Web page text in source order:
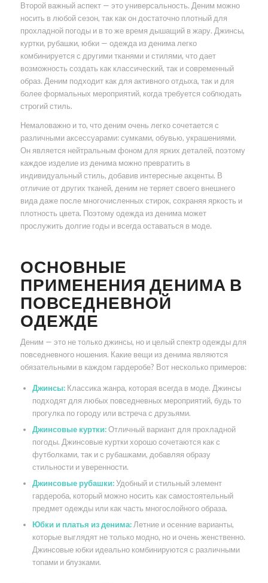
Второй важный аспект — это универсальность. Деним можно
носить в любой сезон, так как он достаточно плотный для
прохладной погоды и в то же время дышащий в жару. Джинсы,
куртки, рубашки, юбки — одежда из денима легко
комбинируется с другими тканями и стилями, что дает
возможность создать как классический, так и современный
образ. Деним подходит как для активного отдыха, так и для
более формальных мероприятий, когда требуется соблюдать
строгий стиль.
Немаловажно и то, что деним очень легко сочетается с
различными аксессуарами: сумками, обувью, украшениями.
Он является нейтральным фоном для ярких деталей, поэтому
каждое изделие из денима можно превратить в
индивидуальный стиль, добавив интересные акценты. В
отличие от других тканей, деним не теряет своего внешнего
вида даже после многочисленных стирок, сохраняя яркость и
плотность цвета. Поэтому одежда из денима может
прослужить долгие годы и всегда оставаться в моде.
ОСНОВНЫЕ
ПРИМЕНЕНИЯ ДЕНИМА В
ПОВСЕДНЕВНОЙ
ОДЕЖДЕ
Деним — это не только джинсы, но и целый спектр одежды для
повседневного ношения. Какие вещи из денима являются
обязательными в каждом гардеробе? Вот несколько примеров:
Джинсы:Классика жанра, которая всегда в моде. Джинсы
подходят для любых повседневных мероприятий, будь то
прогулка по городу или встреча с друзьями.
Джинсовые куртки:Отличный вариант для прохладной
погоды. Джинсовые куртки хорошо сочетаются как с
футболками, так и с рубашками, добавляя образу
стильности и уверенности.
Джинсовые рубашки:Удобный и стильный элемент
гардероба, который можно носить как самостоятельный
предмет одежды или как часть многослойного образа.
Юбки и платья из денима:Летние и осенние варианты,
которые выглядят не только модно, но и очень женственно.
Джинсовые юбки идеально комбинируются с различными
топами и блузками.